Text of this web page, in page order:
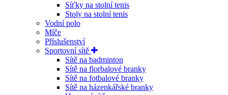
Síťky na stolní tenis
Stoly na stolní tenis
Vodní polo
Míče
Příslušenství
Sportovní sítě
Sítě na badminton
Sítě na florbalové branky
Sítě na fotbalové branky
Sítě na házenkářské branky